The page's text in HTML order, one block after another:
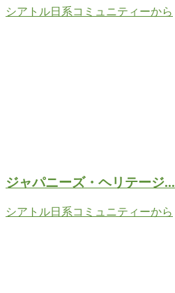
シアトル日系コミュニティーから
ジャパニーズ・ヘリテージ...
シアトル日系コミュニティーから